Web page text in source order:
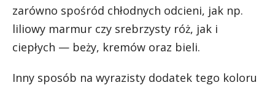
zarówno spośród chłodnych odcieni, jak np.
liliowy marmur czy srebrzysty róż, jak i
ciepłych — beży, kremów oraz bieli.
Inny sposób na wyrazisty dodatek tego koloru